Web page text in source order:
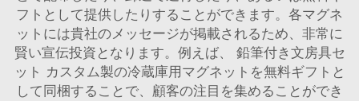
フトとして提供したりすることができます。各マグネ
ットには貴社のメッセージが掲載されるため、非常に
賢い宣伝投資となります。例えば、 鉛筆付き文房具セ
ット カスタム製の冷蔵庫用マグネットを無料ギフトと
して同梱することで、顧客の注目を集めることができ